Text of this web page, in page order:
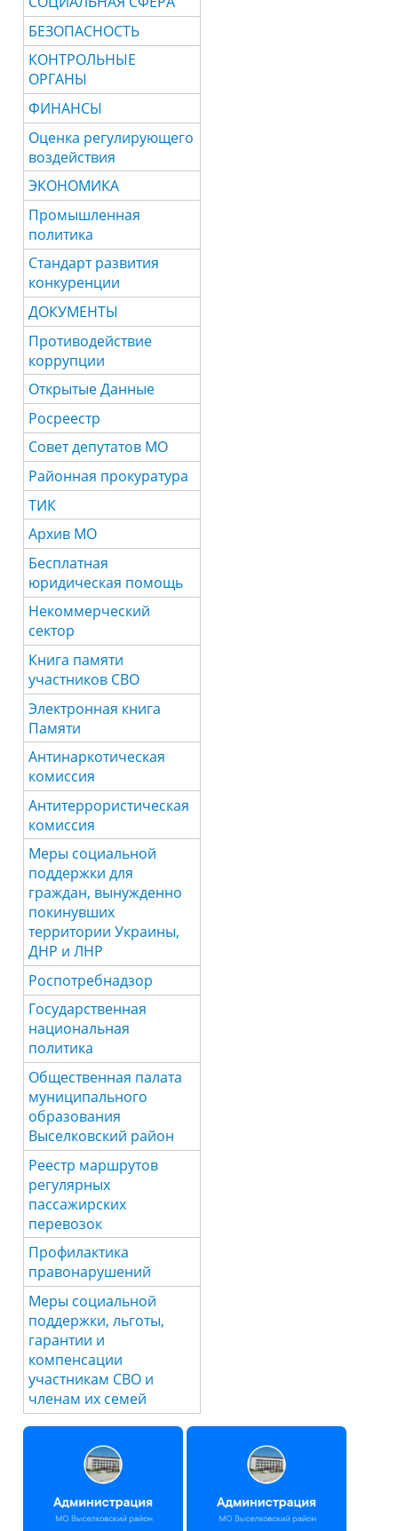
БЕЗОПАСНОСТЬ
КОНТРОЛЬНЫЕ
ОРГАНЫ
ФИНАНСЫ
Оценка регулирующего
воздействия
ЭКОНОМИКА
Промышленная
политика
Стандарт развития
конкуренции
ДОКУМЕНТЫ
Противодействие
коррупции
Открытые Данные
Росреестр
Совет депутатов МО
Районная прокуратура
ТИК
Архив МО
Бесплатная
юридическая помощь
Некоммерческий
сектор
Книга памяти
участников СВО
Электронная книга
Памяти
Антинаркотическая
комиссия
Антитеррористическая
комиссия
Меры социальной
поддержки для
граждан, вынужденно
покинувших
территории Украины,
ДНР и ЛНР
Роспотребнадзор
Государственная
национальная
политика
Общественная палата
муниципального
образования
Выселковский район
Реестр маршрутов
регулярных
пассажирских
перевозок
Профилактика
правонарушений
Меры социальной
поддержки, льготы,
гарантии и
компенсации
участникам СВО и
членам их семей